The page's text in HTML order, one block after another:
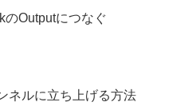
Outputにつなぐ
ネルに立ち上げる方法